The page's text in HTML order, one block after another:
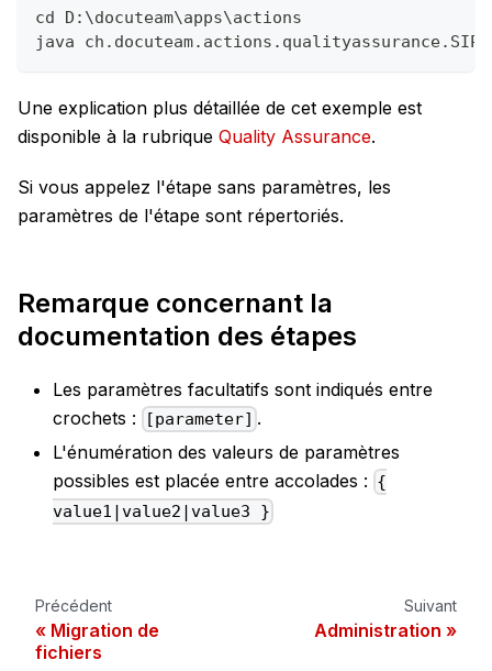
cd D:\docuteam\apps\actions
java
Une explication plus détaillée de cet exemple est
disponible à la rubrique Quality Assurance.
Si vous appelez l'étape sans paramètres, les
paramètres de l'étape sont répertoriés.
Remarque concernant la
documentation des étapes
Les paramètres facultatifs sont indiqués entre
crochets :
[parameter] .
L'énumération des valeurs de paramètres
possibles est placée entre accolades : {
value1|value2|value3 }
Précédent
Migration de
fichiers
Suivant
Administration